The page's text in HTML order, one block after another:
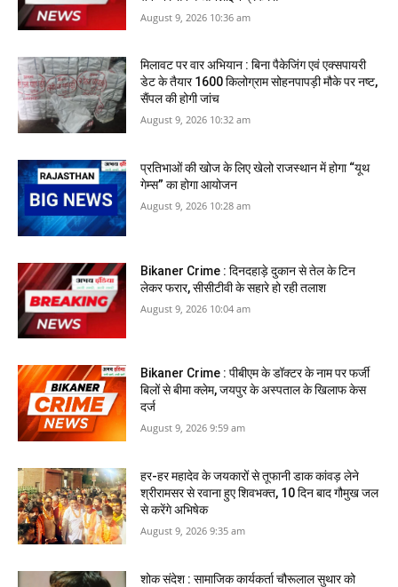
August 9, 2026 10:36 am
मिलावट पर वार अभियान : बिना पैकेजिंग एवं एक्सपायरी
डेट के तैयार 1600 किलोग्राम सोहनपापड़ी मौके पर नष्ट,
सैंपल की होगी जांच
August 9, 2026 10:32 am
प्रतिभाओं की खोज के लिए खेलो राजस्थान में होगा “यूथ
गेम्स” का होगा आयोजन
August 9, 2026 10:28 am
Bikaner Crime : दिनदहाड़े दुकान से तेल के टिन
लेकर फरार, सीसीटीवी के सहारे हो रही तलाश
August 9, 2026 10:04 am
Bikaner Crime : पीबीएम के डॉक्‍टर के नाम पर फर्जी
बिलों से बीमा क्लेम, जयपुर के अस्पताल के खिलाफ केस
दर्ज
August 9, 2026 9:59 am
हर-हर महादेव के जयकारों से तूफानी डाक कांवड़ लेने
श्रीरामसर से रवाना हुए शिवभक्त, 10 दिन बाद गौमुख जल
से करेंगे अभिषेक
August 9, 2026 9:35 am
शोक संदेश : सामाजिक कार्यकर्ता चौरूलाल सुथार को